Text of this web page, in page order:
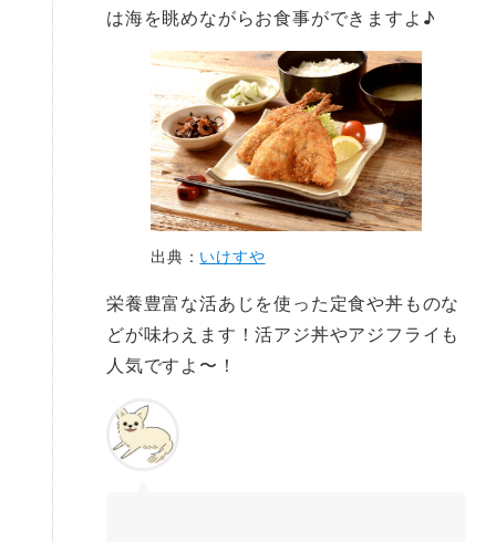
は海を眺めながらお食事ができますよ♪
出典： いけすや
栄養豊富な活あじを使った定食や丼ものな
どが味わえます！活アジ丼やアジフライも
人気ですよ〜！